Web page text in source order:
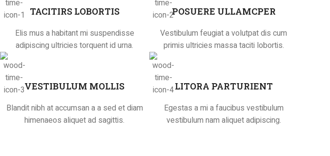
TACITIRS LOBORTIS
Elis mus a habitant mi suspendisse
adipiscing ultricies torquent id urna.
VESTIBULUM MOLLIS
Blandit nibh at accumsan a a sed et diam
himenaeos aliquet ad sagittis.
POSUERE ULLAMCPER
Vestibulum feugiat a volutpat dis cum
primis ultricies massa taciti lobortis.
LITORA PARTURIENT
Egestas a mi a faucibus vestibulum
vestibulum nam aliquet adipiscing.